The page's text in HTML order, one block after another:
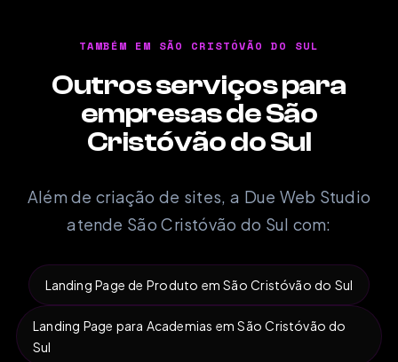
TAMBÉM EM SÃO CRISTÓVÃO DO SUL
Outros serviços para
empresas de São
Cristóvão do Sul
Além de criação de sites, a Due Web Studio
atende São Cristóvão do Sul com:
Landing Page de Produto em São Cristóvão do Sul
Landing Page para Academias em São Cristóvão do
Sul